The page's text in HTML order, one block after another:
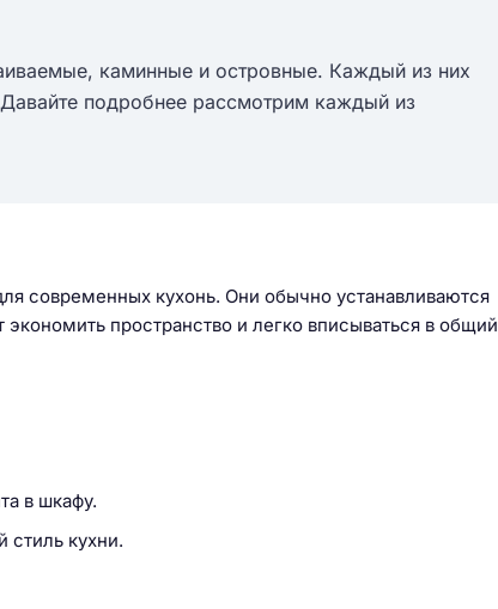
каминные и островные. Каждый из них
подробнее рассмотрим каждый из
современных кухонь. Они обычно устанавливаются
пространство и легко вписываться в общий
в шкафу.
стиль кухни.